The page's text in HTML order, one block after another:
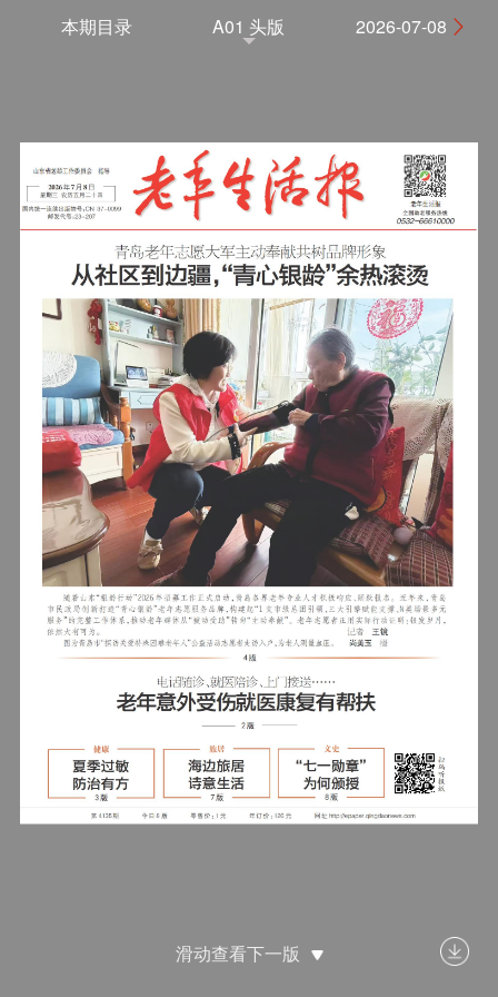
滑动查看下一版
本期目录 A01 头版 2026-07-08